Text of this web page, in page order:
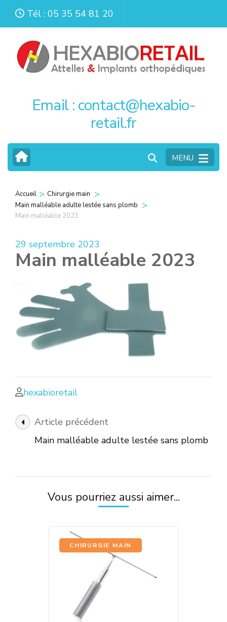
Aller
contenu
(Pressez
Entrée)
Tél : 05 35 54 81 20
Email : contact@hexabio-
retail.fr
MENU
Accueil > Chirurgie main >
Main malléable adulte lestée sans plomb >
Main malléable 2023
29 septembre 2023
Main malléable 2023
hexabioretail
Navigation
des
Article précédent
Main malléable adulte lestée sans plomb
Vous pourriez aussi aimer...
CHIRURGIE MAIN